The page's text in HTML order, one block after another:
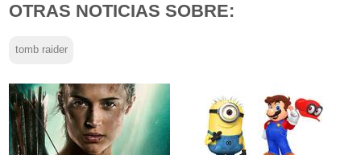
OTRAS NOTICIAS SOBRE:
tomb raider